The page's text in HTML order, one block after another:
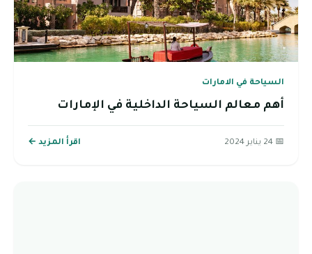
السياحة في الامارات
أهم معالم السياحة الداخلية في الإمارات
📅 24 يناير 2024 اقرأ المزيد ←